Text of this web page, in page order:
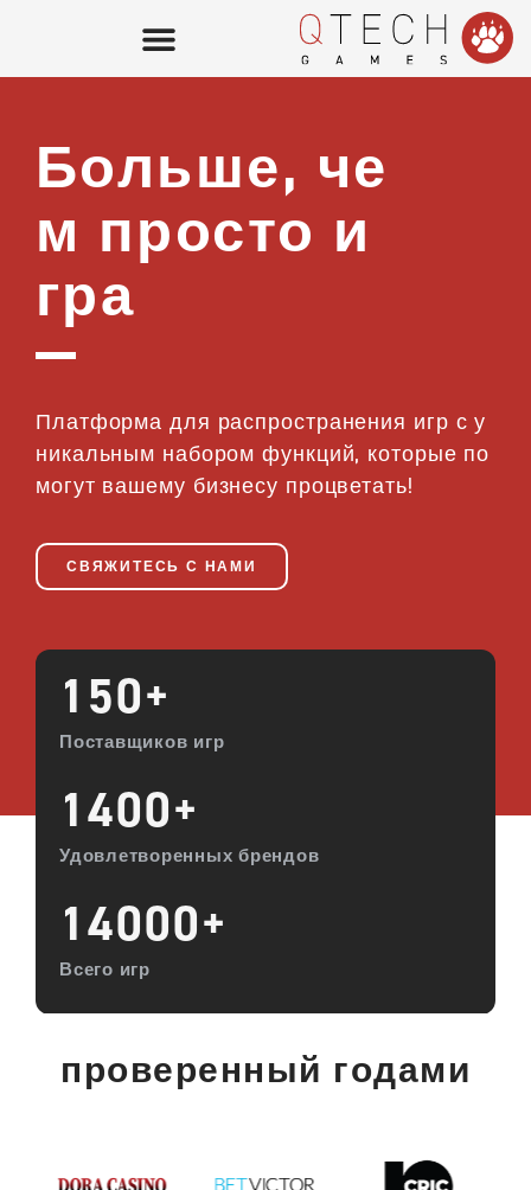
QTech Games
QTech Games
Для поставщиков
О компании
Больше, че
м просто и
гра
Платформа для распространения игр с у
никальным набором функций, которые по
могут вашему бизнесу процветать!
СВЯЖИТЕСЬ С НАМИ
Поставщиков игр
150+
Удовлетворенных брендов
1400+
Всего игр
14000+
проверенный годами